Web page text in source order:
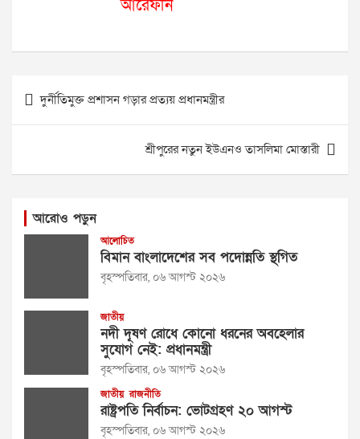
আরেফীন
Post
navigation
দুর্নীতিমুক্ত প্রশাসন গড়ার প্রত্যয় প্রধানমন্ত্রীর
শ্রীপুরের নতুন ইউএনও তাসলিমা মোস্তারী
আরোও পড়ুন
আলোচিত
বিমান বাংলাদেশের সব পদোন্নতি স্থগিত
বৃহস্পতিবার, ০৬ আগস্ট ২০২৬
জাতীয়
নদী দূষণ রোধে কোনো ধরনের অবহেলার
সুযোগ নেই: প্রধানমন্ত্রী
বৃহস্পতিবার, ০৬ আগস্ট ২০২৬
জাতীয় রাজনীতি
রাষ্ট্রপতি নির্বাচন: ভোটগ্রহণ ২০ আগস্ট
বৃহস্পতিবার, ০৬ আগস্ট ২০২৬